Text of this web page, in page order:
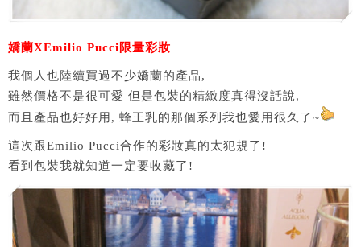
嬌蘭XEmilio Pucci限量彩妝
我個人也陸續買過不少嬌蘭的產品,
雖然價格不是很可愛 但是包裝的精緻度真得沒話說,
而且產品也好好用, 蜂王乳的那個系列我也愛用很久了~
這次跟Emilio Pucci合作的彩妝真的太犯規了!
看到包裝我就知道一定要收藏了!